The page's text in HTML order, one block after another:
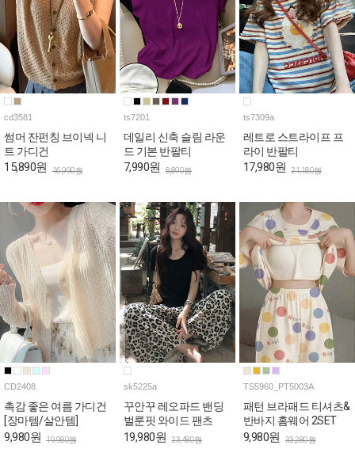
cd3581
썸머 잔펀칭 브이넥 니
트 가디건
15,890원 16,990원
ts7201
데일리 신축 슬림 라운
드 기본 반팔티
7,990원 8,890원
ts7309a
레트로 스트라이프 프
라이 반팔티
17,980원 21,180원
CD2408
촉감 좋은 여름 가디건
[장마템/살안템]
9,980원 19,980원
sk5225a
꾸안꾸 레오파드 밴딩
벌룬핏 와이드 팬츠
19,980원 23,480원
TS5960_PT5003A
패턴 브라패드 티셔츠&
반바지 홈웨어 2SET
9,980원 33,280원